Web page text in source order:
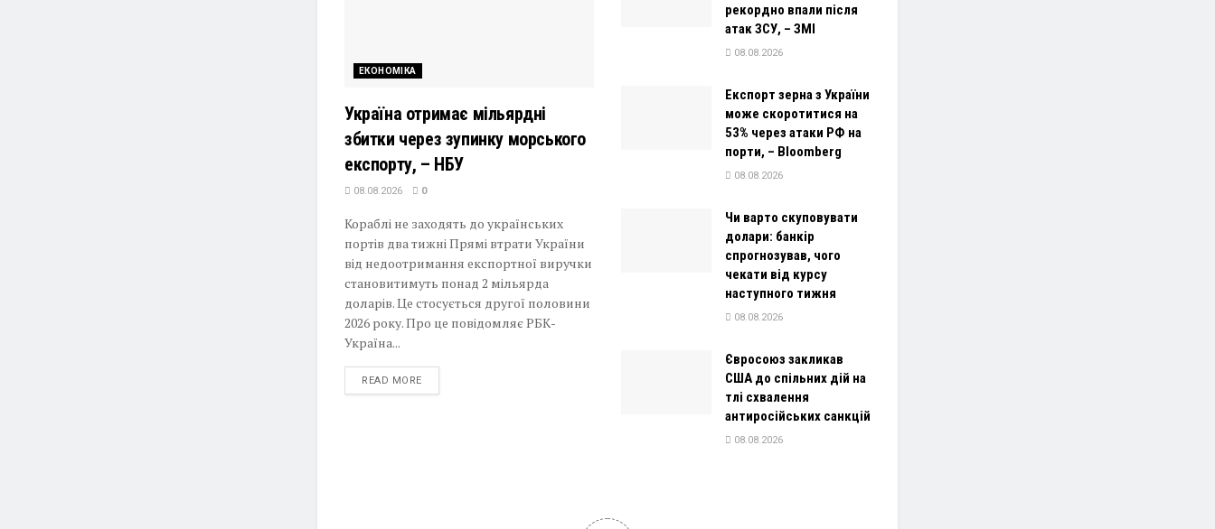
ЕКОНОМІКА
Україна отримає мільярдні
збитки через зупинку морського
експорту, – НБУ
08.08.2026 0
Кораблі не заходять до українських
портів два тижні Прямі втрати України
від недоотримання експортної виручки
становитимуть понад 2 мільярда
доларів. Це стосується другої половини
2026 року. Про це повідомляє РБК-
Україна...
READ MOREDETAILS
рекордно впали після
атак ЗСУ, – ЗМІ
08.08.2026
Експорт зерна з України
може скоротитися на
53% через атаки РФ на
порти, – Bloomberg
08.08.2026
Чи варто скуповувати
долари: банкір
спрогнозував, чого
чекати від курсу
наступного тижня
08.08.2026
Євросоюз закликав
США до спільних дій на
тлі схвалення
антиросійських санкцій
08.08.2026